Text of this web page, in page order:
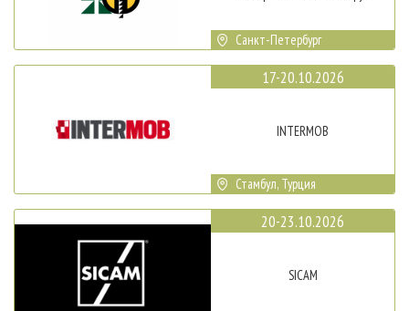
Санкт-Петербург
17-20.10.2026
INTERMOB
Стамбул, Турция
20-23.10.2026
SICAM